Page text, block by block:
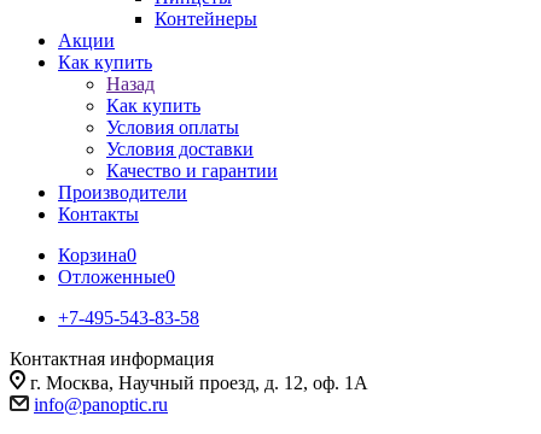
Контейнеры
Акции
Как купить
Назад
Как купить
Условия оплаты
Условия доставки
Качество и гарантии
Производители
Контакты
Корзина0
Отложенные0
+7-495-543-83-58
Контактная информация
г. Москва, Научный проезд, д. 12, оф. 1А
info@panoptic.ru